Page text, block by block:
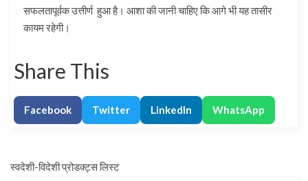
सफलतापूर्वक उत्तीर्ण हुआ है। आशा की जानी चाहिए कि आगे भी यह तासीर
कायम रहेगी।
Share This
Facebook Twitter LinkedIn WhatsApp
स्वदेशी-विदेशी प्रोडक्ट्स लिस्ट